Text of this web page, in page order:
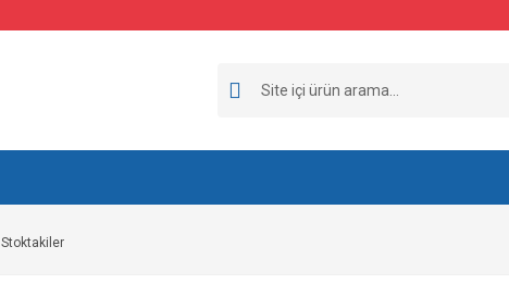
Stoktakiler